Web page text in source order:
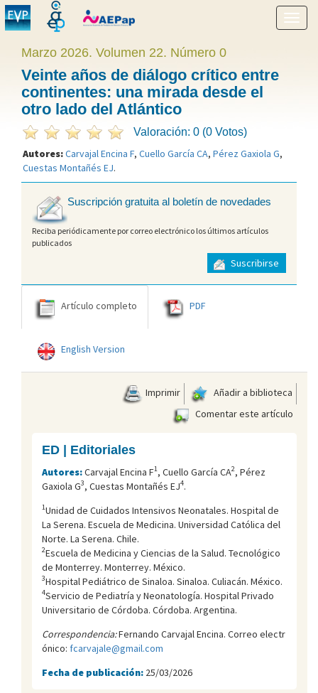
menú
Marzo 2026. Volumen 22. Número 0
Veinte años de diálogo crítico entre
continentes: una mirada desde el
otro lado del Atlántico
Valoración: 0 (0 Votos)
Autores:Carvajal Encina F, Cuello García CA, Pérez Gaxiola G,
Cuestas Montañés EJ.
Suscripción gratuita al boletín de novedades
Reciba periódicamente por correo electrónico los últimos artículos
publicados
Suscribirse
Artículo completo PDF
English Version
Imprimir
Añadir a biblioteca
Comentar este artículo
ED | Editoriales
Autores:Carvajal Encina F1, Cuello García CA2, Pérez
Gaxiola G3, Cuestas Montañés EJ4.
1Unidad de Cuidados Intensivos Neonatales. Hospital de
La Serena. Escuela de Medicina. Universidad Católica del
Norte. La Serena. Chile.
2Escuela de Medicina y Ciencias de la Salud. Tecnológico
de Monterrey. Monterrey. México.
3Hospital Pediátrico de Sinaloa. Sinaloa. Culiacán. México.
4Servicio de Pediatría y Neonatología. Hospital Privado
Universitario de Córdoba. Córdoba. Argentina.
Correspondencia:Fernando Carvajal Encina. Correo electr
ónico: fcarvajale@gmail.com
Fecha de publicación: 25/03/2026